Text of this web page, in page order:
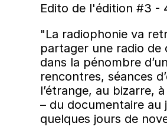
Edito de l'édition #3 -
"La radiophonie va
partager une radio de
dans la pénombre
rencontres, séances
l’étrange, au bizarre,
– du documentaire au
quelques jours de